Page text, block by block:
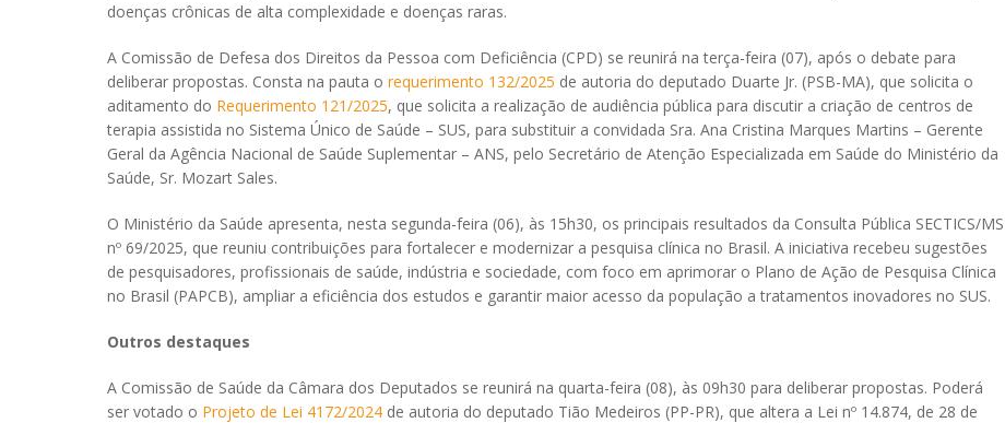
doenças crônicas de alta complexidade e doenças raras.
A Comissão de Defesa dos Direitos da Pessoa com Deficiência (CPD) se reunirá na terça-feira (07), após o debate para
deliberar propostas. Consta na pauta o requerimento 132/2025 de autoria do deputado Duarte Jr. (PSB-MA), que solicita o
aditamento do Requerimento 121/2025, que solicita a realização de audiência pública para discutir a criação de centros de
terapia assistida no Sistema Único de Saúde – SUS, para substituir a convidada Sra. Ana Cristina Marques Martins – Gerente
Geral da Agência Nacional de Saúde Suplementar – ANS, pelo Secretário de Atenção Especializada em Saúde do Ministério da
Saúde, Sr. Mozart Sales.
O Ministério da Saúde apresenta, nesta segunda-feira (06), às 15h30, os principais resultados da Consulta Pública SECTICS/MS
nº 69/2025, que reuniu contribuições para fortalecer e modernizar a pesquisa clínica no Brasil. A iniciativa recebeu sugestões
de pesquisadores, profissionais de saúde, indústria e sociedade, com foco em aprimorar o Plano de Ação de Pesquisa Clínica
no Brasil (PAPCB), ampliar a eficiência dos estudos e garantir maior acesso da população a tratamentos inovadores no SUS.
Outros destaques
A Comissão de Saúde da Câmara dos Deputados se reunirá na quarta-feira (08), às 09h30 para deliberar propostas. Poderá
ser votado o Projeto de Lei 4172/2024 de autoria do deputado Tião Medeiros (PP-PR), que altera a Lei nº 14.874, de 28 de